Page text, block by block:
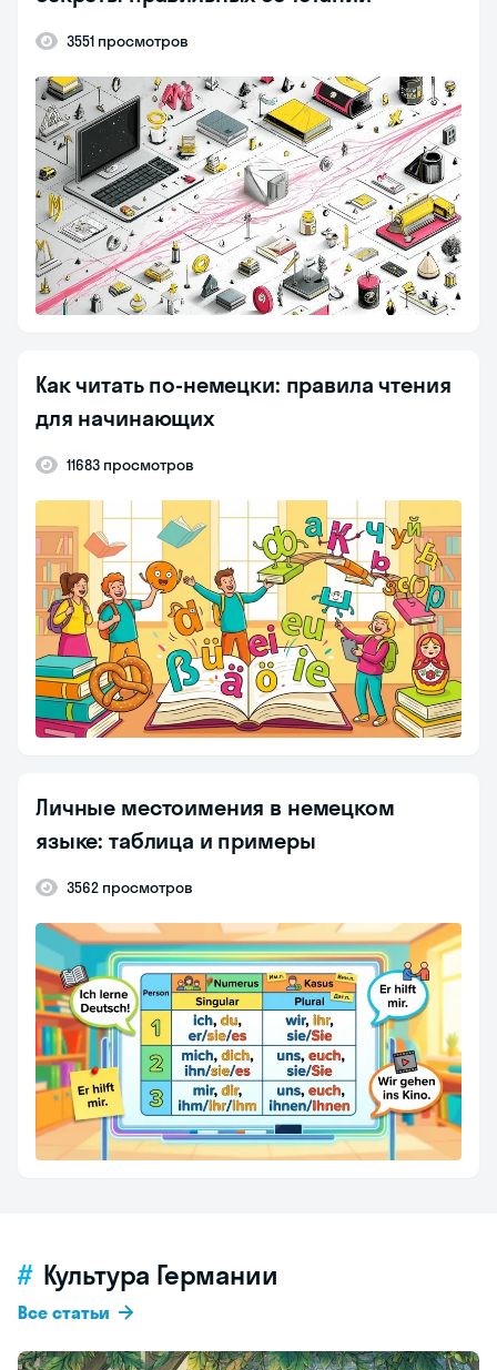
3551 просмотров
Как читать по-немецки: правила чтения
для начинающих
11683 просмотров
Личные местоимения в немецком
языке: таблица и примеры
3562 просмотров
Культура Германии
Все статьи